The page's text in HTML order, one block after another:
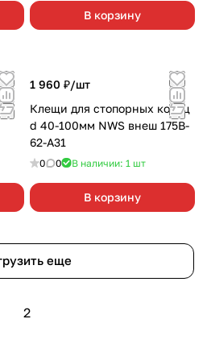
В корзину
1 960 ₽/шт
Клещи для стопорных колец
d 40-100мм NWS внеш 175B-
62-А31
0 0 В наличии: 1 шт
В корзину
еще
2